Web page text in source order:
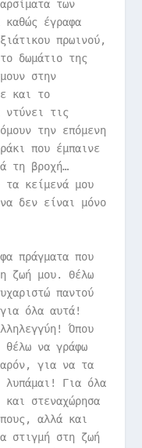
των
έγραφα
πρωινού,
δωμάτιο της
στην
και το
ντύνει τις
την επόμενη
που έμπαινε
τη βροχή…
τα κείμενά μου
δεν είναι μόνο
πράγματα που
ζωή μου. Θέλω
παντού
όλα αυτά!
Όπου
θέλω να γράφω
για να τα
λυπάμαι! Για όλα
στεναχώρησα
αλλά και
στιγμή στη ζωή